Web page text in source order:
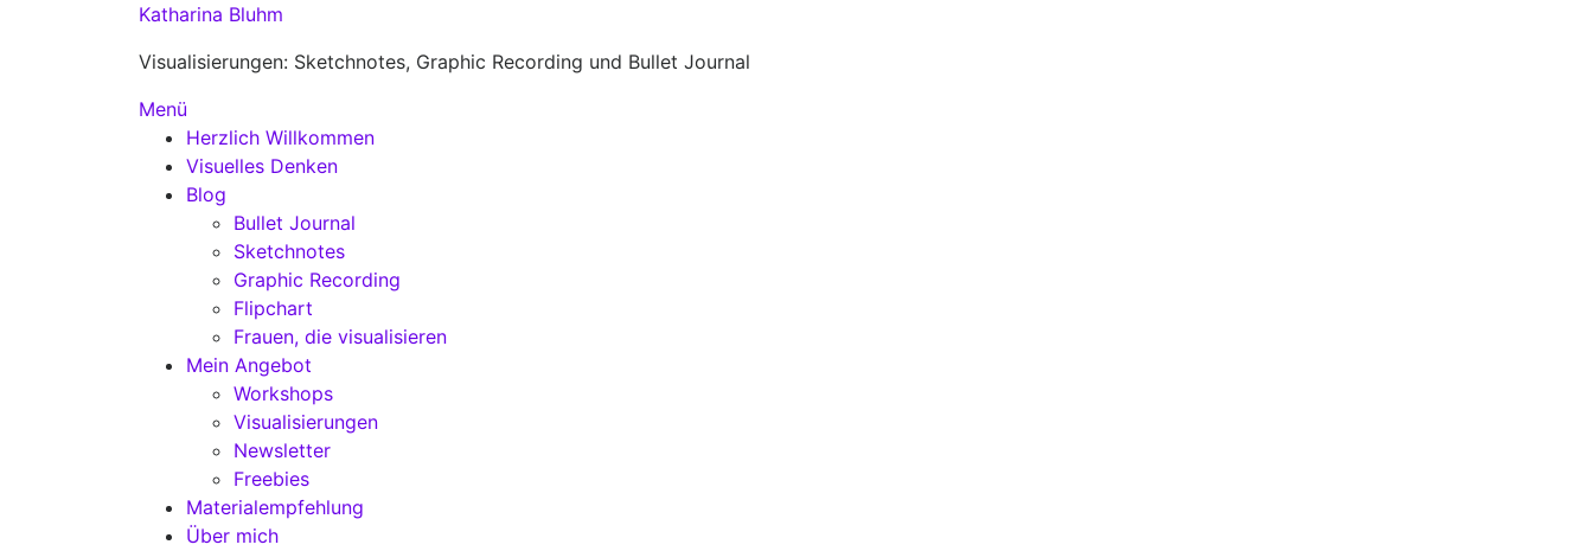
Katharina Bluhm
Visualisierungen: Sketchnotes, Graphic Recording und Bullet Journal
Menü
Herzlich Willkommen
Visuelles Denken
Blog
Bullet Journal
Sketchnotes
Graphic Recording
Flipchart
Frauen, die visualisieren
Mein Angebot
Workshops
Visualisierungen
Newsletter
Freebies
Materialempfehlung
Über mich